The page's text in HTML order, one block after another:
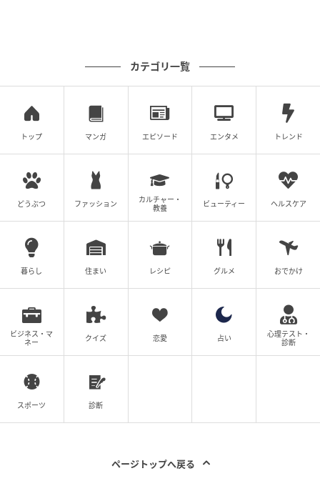
＃1 夫「保育園に受かるなんて普通っしょ」
全く話を聞いていない無自覚夫を捨てるまで
のお話
カテゴリ一覧
トップ マンガ エピソード エンタメ トレンド
どうぶつ ファッション
カルチャー・
教養
ビューティー ヘルスケア
暮らし 住まい レシピ グルメ おでかけ
ビジネス・マ
ネー
クイズ 恋愛 占い
心理テスト・
診断
スポーツ 診断
ページトップへ戻る